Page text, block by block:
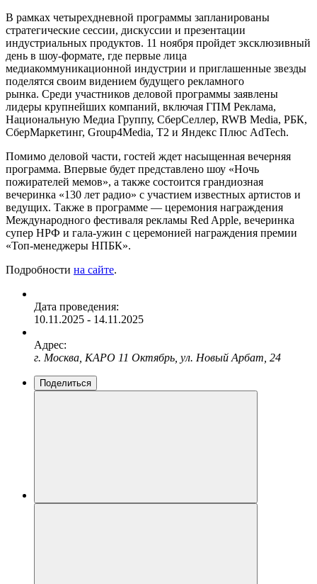
В рамках четырехдневной программы запланированы
стратегические сессии, дискуссии и презентации
индустриальных продуктов. 11 ноября пройдет эксклюзивный
день в шоу-формате, где первые лица
медиакоммуникационной индустрии и приглашенные звезды
поделятся своим видением будущего рекламного
рынка. Среди участников деловой программы заявлены
лидеры крупнейших компаний, включая ГПМ Реклама,
Национальную Медиа Группу, СберСеллер, RWB Media, РБК,
СберМаркетинг, Group4Media, T2 и Яндекс Плюс AdTech.
Помимо деловой части, гостей ждет насыщенная вечерняя
программа. Впервые будет представлено шоу «Ночь
пожирателей мемов», а также состоится грандиозная
вечеринка «130 лет радио» с участием известных артистов и
ведущих. Также в программе — церемония награждения
Международного фестиваля рекламы Red Apple, вечеринка
супер НРФ и гала-ужин с церемонией награждения премии
«Топ-менеджеры НПБК».
Подробности на сайте.
Дата проведения:
10.11.2025 - 14.11.2025
Адрес:
г. Москва, КАРО 11 Октябрь, ул. Новый Арбат, 24
Поделиться